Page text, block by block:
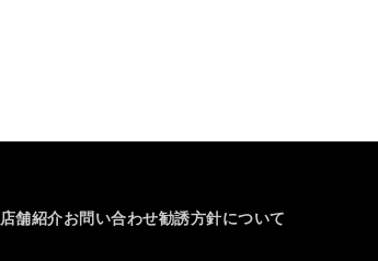
店舗紹介お問い合わせ勧誘方針について